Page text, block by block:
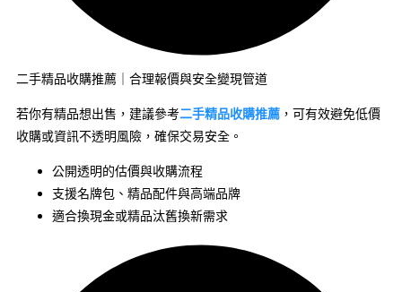
二手精品收購推薦｜合理報價與安全變現管道
若你有精品想出售，建議參考二手精品收購推薦 ，可有效避免低價
收購或資訊不透明風險，確保交易安全。
公開透明的估價與收購流程
支援名牌包、精品配件與高端品牌
適合換現金或精品汰舊換新需求